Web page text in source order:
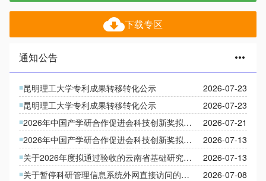
cloud_download下载专区
通知公告 more_horiz
昆明理工大学专利成果转移转化公示
2026-07-23
昆明理工大学专利成果转移转化公示
2026-07-23
2026年中国产学研合作促进会科技创新奖拟申报项目整体情况的补充公示
2026-07-21
2026年中国产学研合作促进会科技创新奖拟申报项目整体情况公示
2026-07-13
关于2026年度拟通过验收的云南省基础研究面上、青年项目清单公示
2026-07-13
关于暂停科研管理信息系统外网直接访问的公告
2026-07-08